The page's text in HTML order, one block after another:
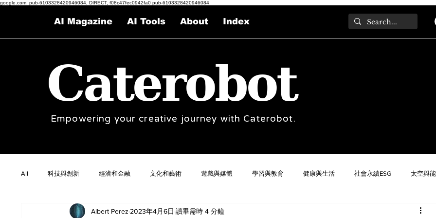
google.com, pub-6103328420946084, DIRECT, f08c47fec0942fa0 pub-6103328420946084
AI Magazine AI Tools About Index
Caterobot
Empowering your creative journey with Caterobot.
All 科技與創新 經濟和金融 文化和藝術 遊戲與媒體 學習與教育 健康與生活 社會永續ESG 太空與
Albert Perez 2023年4月6日 讀畢需時 4 分鐘